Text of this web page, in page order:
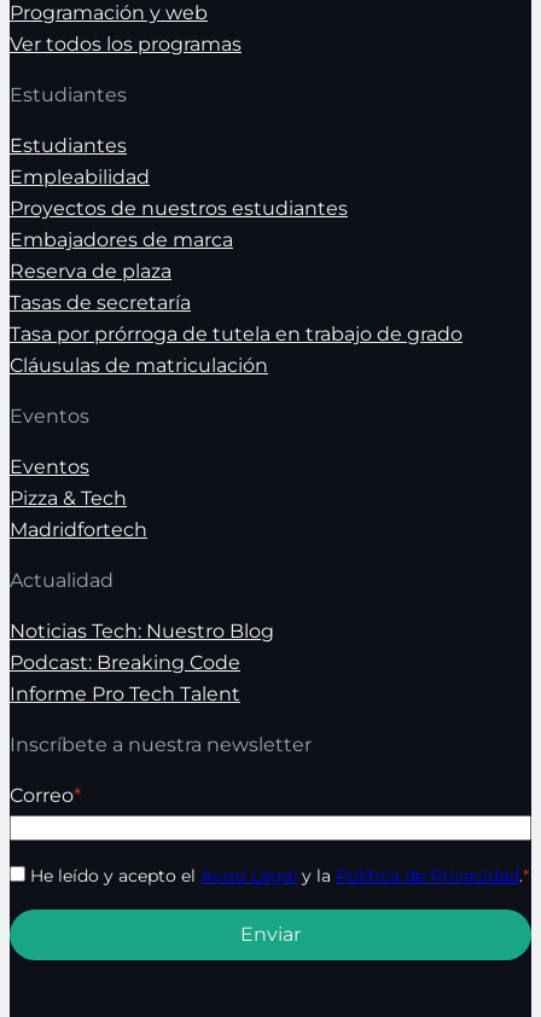
Programación y web
Ver todos los programas
Estudiantes
Estudiantes
Empleabilidad
Proyectos de nuestros estudiantes
Embajadores de marca
Reserva de plaza
Tasas de secretaría
Tasa por prórroga de tutela en trabajo de grado
Cláusulas de matriculación
Eventos
Eventos
Pizza & Tech
Madridfortech
Actualidad
Noticias Tech: Nuestro Blog
Podcast: Breaking Code
Informe Pro Tech Talent
Inscríbete a nuestra newsletter
Correo*
He leído y acepto el Aviso Legal y la Política de Privacidad.*